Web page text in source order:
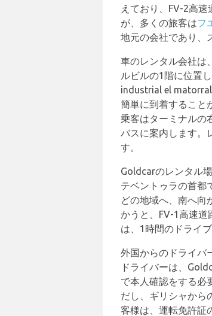
えており、FV-2高
が、多くの旅客はフ
地元の会社であり、
車のレンタル会社は
ルビルの1階に位置
industrial el
簡単に到着すること
乗客はターミナルの
バスに案内します。
す。
Goldcarのレンタル
テベントゥラの首都
どの地域へ、南へ向
かうと、FV-1高速道
は、1時間のドライ
外国からのドライバ
ドライバーは、
で本人確認をする必
だし、ギリシャから
客様は、運転免許証